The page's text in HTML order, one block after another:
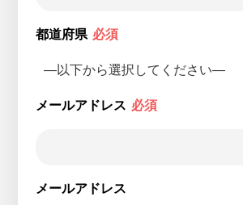
都道府県 必須
メールアドレス 必須
メールアドレス